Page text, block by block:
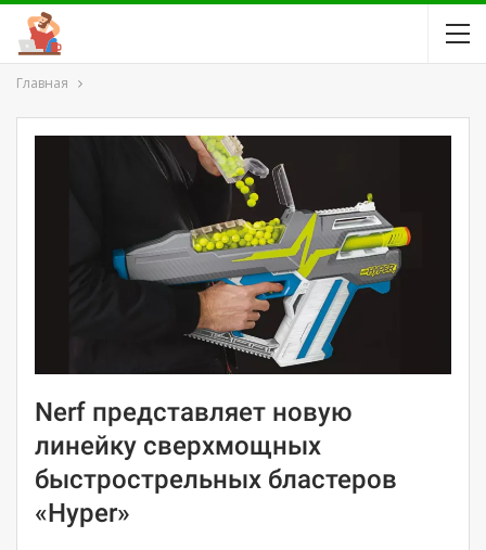
Главная
Nerf представляет новую
линейку сверхмощных
быстрострельных бластеров
«Hyper»